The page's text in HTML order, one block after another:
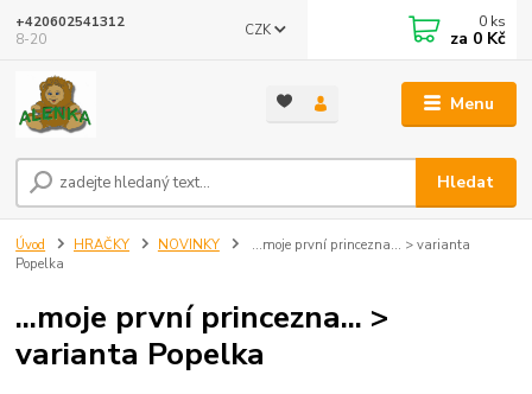
Menu
CZK
Hledat
+420602541312
8-20
0 ks
za 0 Kč
Úvod HRAČKY NOVINKY
...moje první princezna... > varianta
Popelka
...moje první princezna... >
varianta Popelka